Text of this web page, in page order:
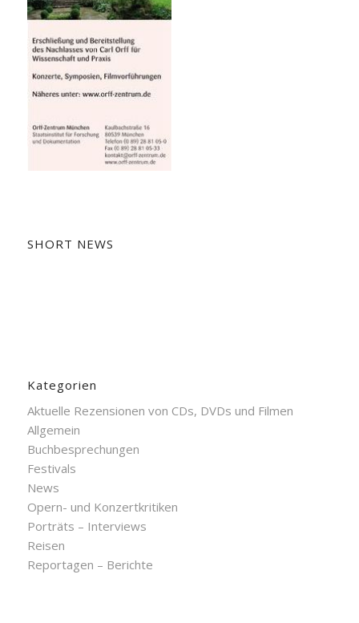
SHORT NEWS
Kategorien
Aktuelle Rezensionen von CDs, DVDs und Filmen
Allgemein
Buchbesprechungen
Festivals
News
Opern- und Konzertkritiken
Porträts – Interviews
Reisen
Reportagen – Berichte